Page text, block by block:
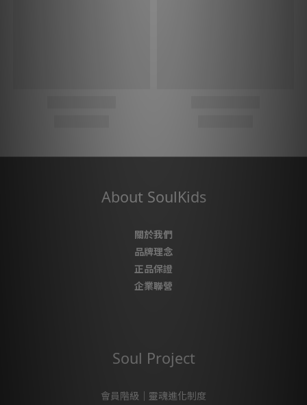
About SoulKids
關於我們
品牌理念
正品保證
企業聯營
Soul Project
會員階級｜靈魂進化制度